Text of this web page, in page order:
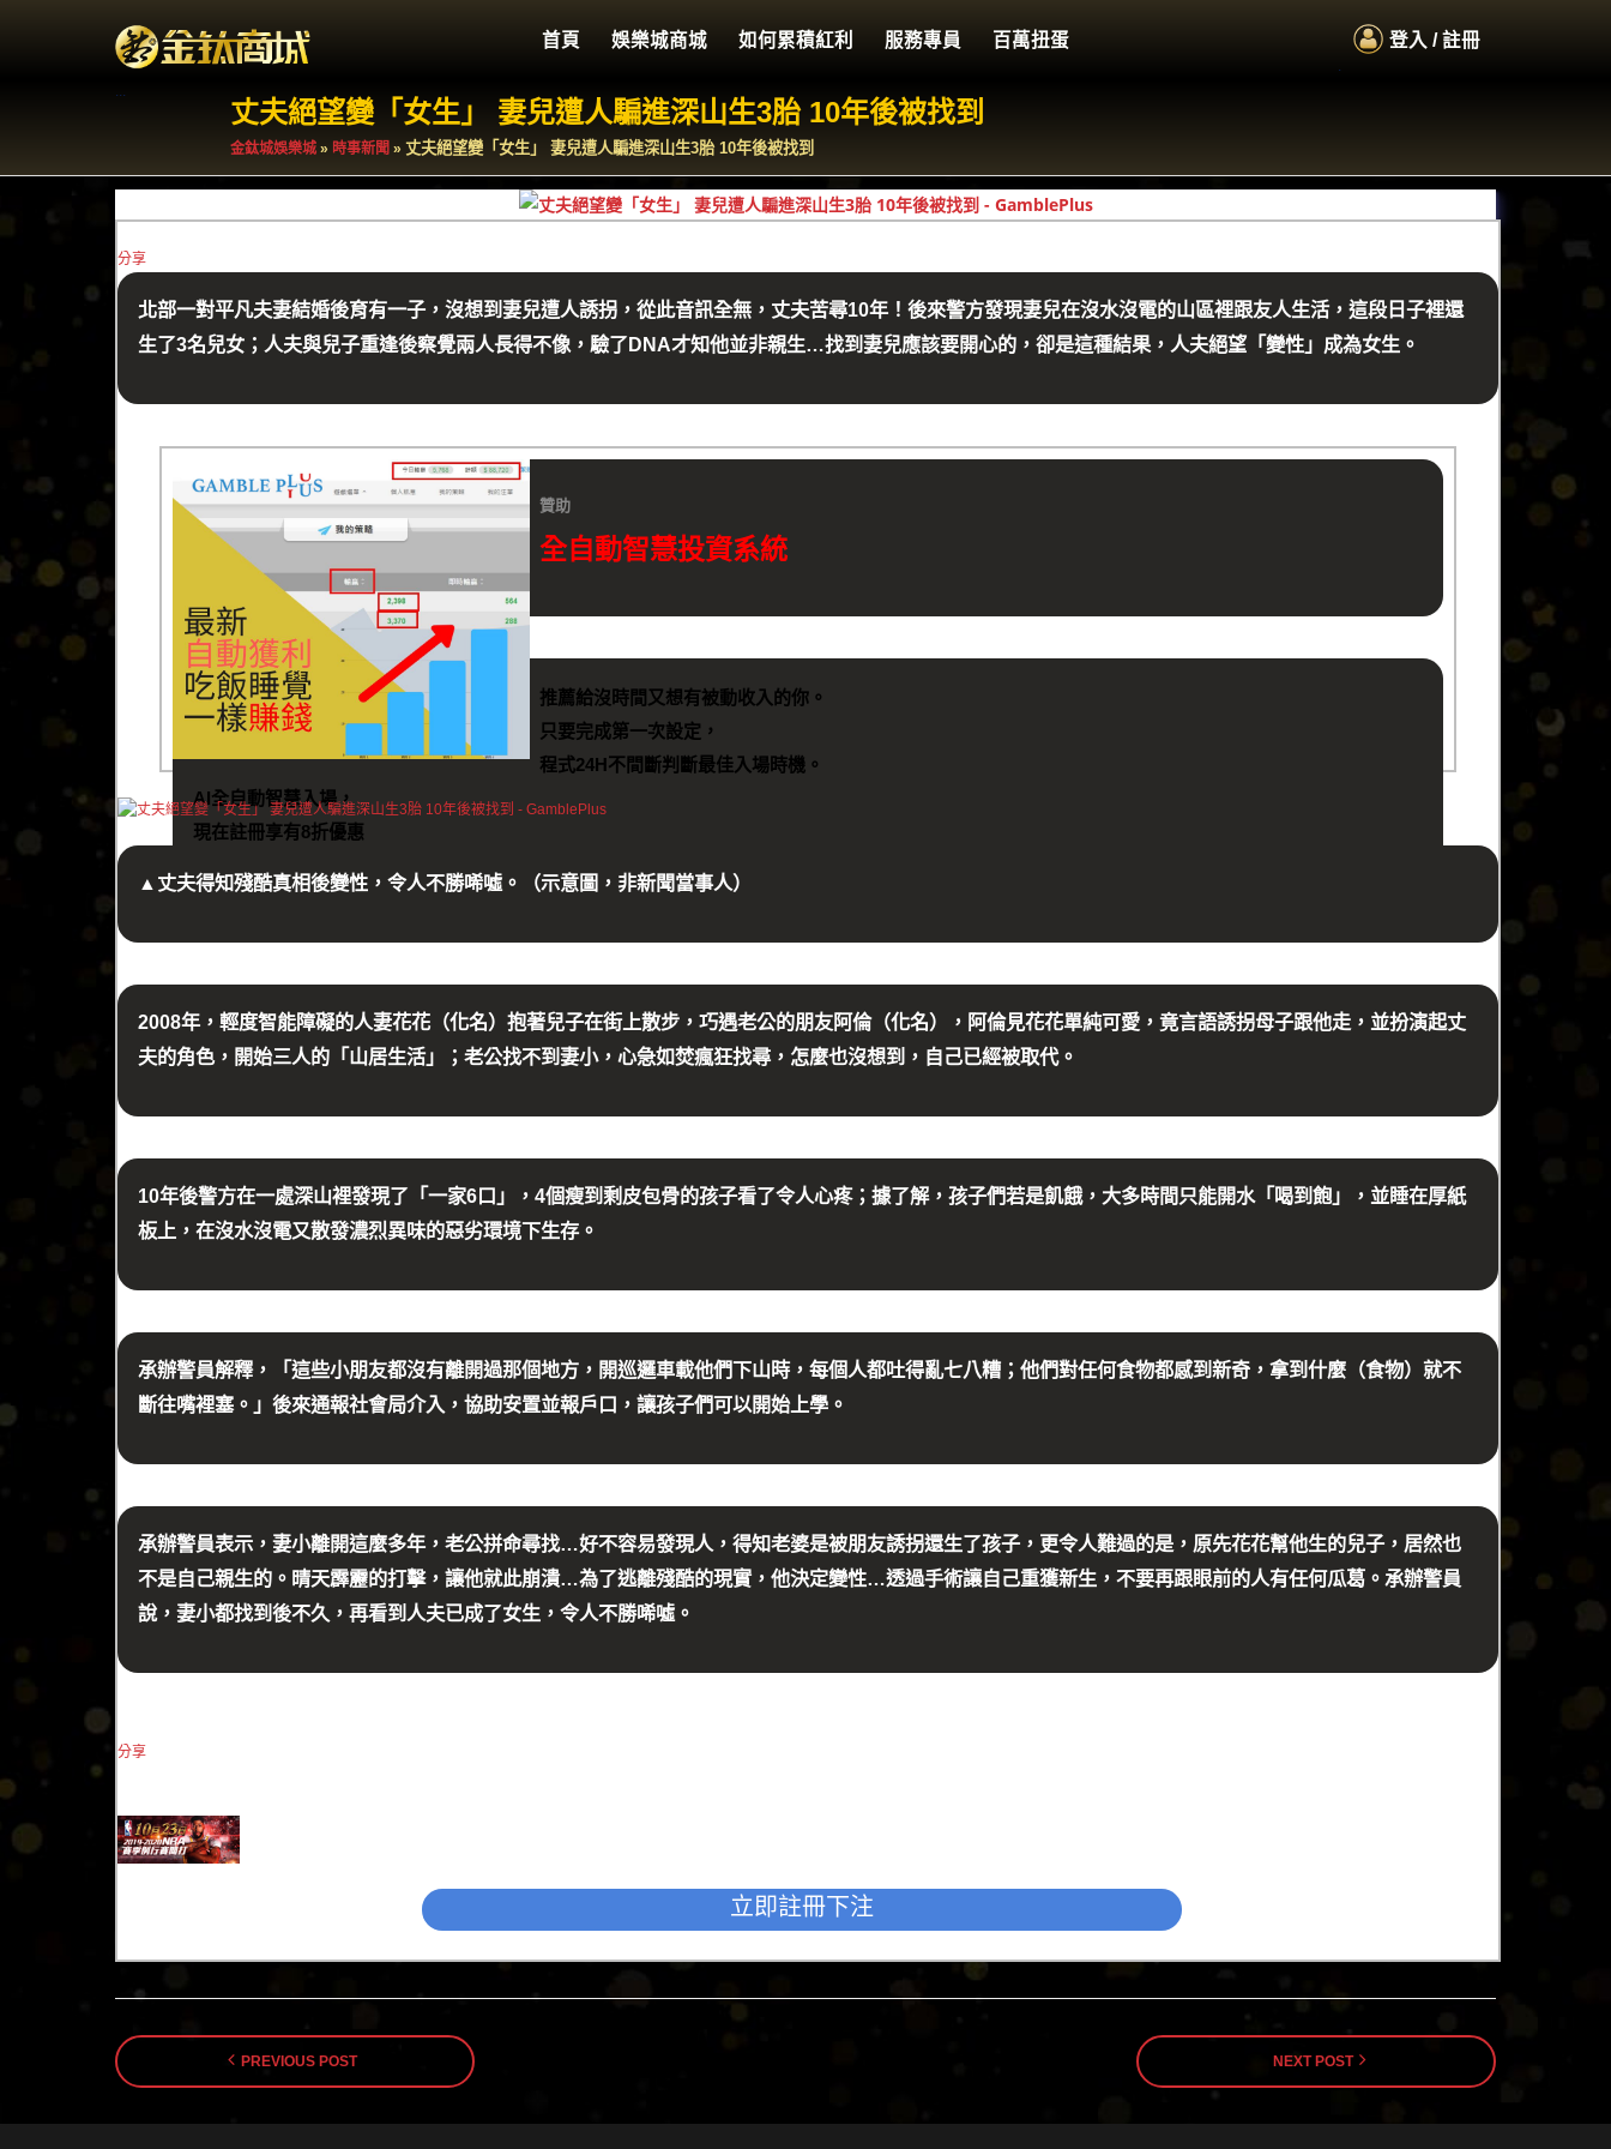
登入 / 註冊
.
首頁 娛樂城商城 如何累積紅利 服務專員 百萬扭蛋
...
丈夫絕望變「女生」 妻兒遭人騙進深山生3胎 10年後被找到
金鈦城娛樂城 » 時事新聞 » 丈夫絕望變「女生」 妻兒遭人騙進深山生3胎 10年後被找到
分享
北部一對平凡夫妻結婚後育有一子，沒想到妻兒遭人誘拐，從此音訊全無，丈夫苦尋10年！後來警方發現妻兒在沒水沒電的山區裡跟友人生活，這段日子裡還
生了3名兒女；人夫與兒子重逢後察覺兩人長得不像，驗了DNA才知他並非親生…找到妻兒應該要開心的，卻是這種結果，人夫絕望「變性」成為女生。
贊助
全自動智慧投資系統
推薦給沒時間又想有被動收入的你。
只要完成第一次設定，
程式24H不間斷判斷最佳入場時機。
AI全自動智慧入場，
現在註冊享有8折優惠
▲丈夫得知殘酷真相後變性，令人不勝唏噓。（示意圖，非新聞當事人）
2008年，輕度智能障礙的人妻花花（化名）抱著兒子在街上散步，巧遇老公的朋友阿倫（化名），阿倫見花花單純可愛，竟言語誘拐母子跟他走，並扮演起丈
夫的角色，開始三人的「山居生活」；老公找不到妻小，心急如焚瘋狂找尋，怎麼也沒想到，自己已經被取代。
10年後警方在一處深山裡發現了「一家6口」，4個瘦到剩皮包骨的孩子看了令人心疼；據了解，孩子們若是飢餓，大多時間只能開水「喝到飽」，並睡在厚紙
板上，在沒水沒電又散發濃烈異味的惡劣環境下生存。
承辦警員解釋，「這些小朋友都沒有離開過那個地方，開巡邏車載他們下山時，每個人都吐得亂七八糟；他們對任何食物都感到新奇，拿到什麼（食物）就不
斷往嘴裡塞。」後來通報社會局介入，協助安置並報戶口，讓孩子們可以開始上學。
承辦警員表示，妻小離開這麼多年，老公拼命尋找…好不容易發現人，得知老婆是被朋友誘拐還生了孩子，更令人難過的是，原先花花幫他生的兒子，居然也
不是自己親生的。晴天霹靂的打擊，讓他就此崩潰…為了逃離殘酷的現實，他決定變性…透過手術讓自己重獲新生，不要再跟眼前的人有任何瓜葛。承辦警員
說，妻小都找到後不久，再看到人夫已成了女生，令人不勝唏噓。
分享
立即註冊下注
PREVIOUS POST NEXT POST